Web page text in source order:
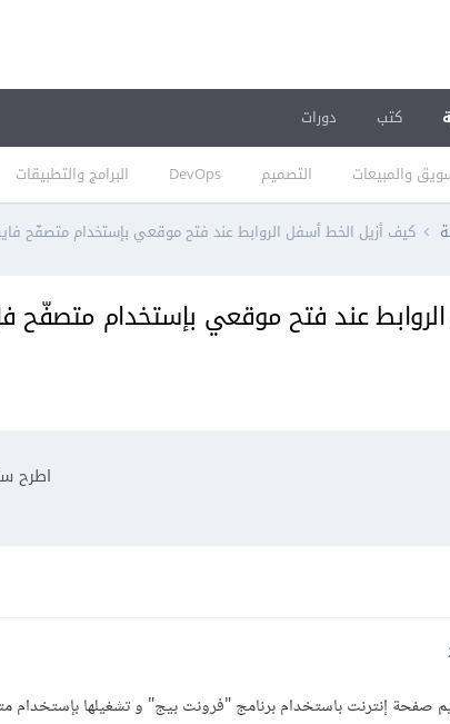
والمبيعات التصميم DevOps البرامج والتطبيقات
كتب دورات
كيف أزيل الخط أسفل الروابط عند فتح موقعي بإستخدام متصفّح
عند فتح موقعي بإستخدام متصفّح
اطرح
صفحة إنترنت باستخدام برنامج "فرونت بيج" و تشغيلها